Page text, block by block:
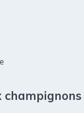
champignons